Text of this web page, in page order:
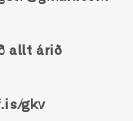
allt árið
gkv